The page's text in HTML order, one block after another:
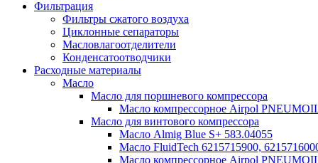
Фильтрация
Фильтры сжатого воздуха
Циклонные сепараторы
Масловлагоотделители
Конденсатоотводчики
Расходные материалы
Масло
Масло для поршневого компрессора
Масло компрессорное Airpol
Масло для винтового компрессора
Масло Almig Blue S+ 583.04055
Масло FluidTech 6215715900,
Масло компрессорное Airpol